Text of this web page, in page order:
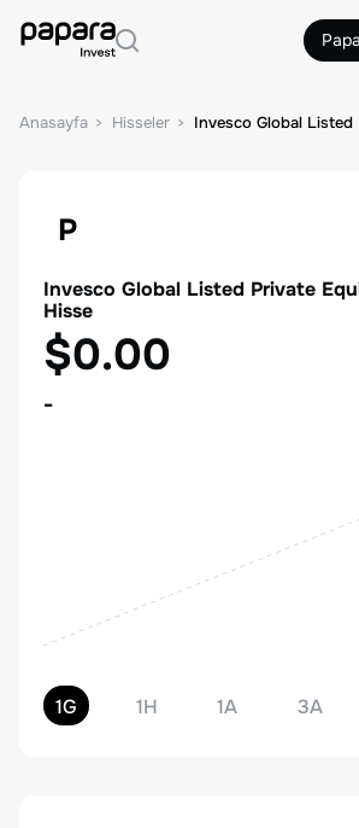
Anasayfa Hisseler Invesco Global Listed
P
Invesco Global Listed Private
Hisse
$0.00
-
1G 1H 1A 3A